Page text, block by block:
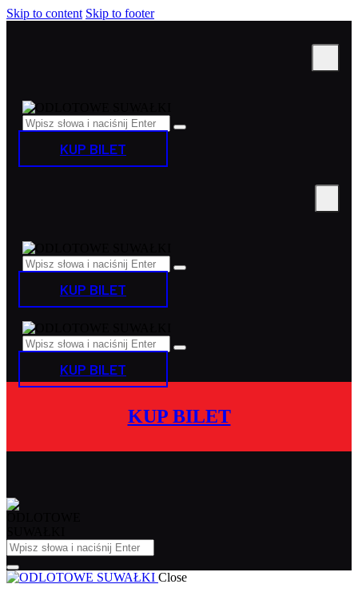
Skip to content Skip to footer
KUP BILET
KUP BILET
KUP BILET
KUP BILET
Close